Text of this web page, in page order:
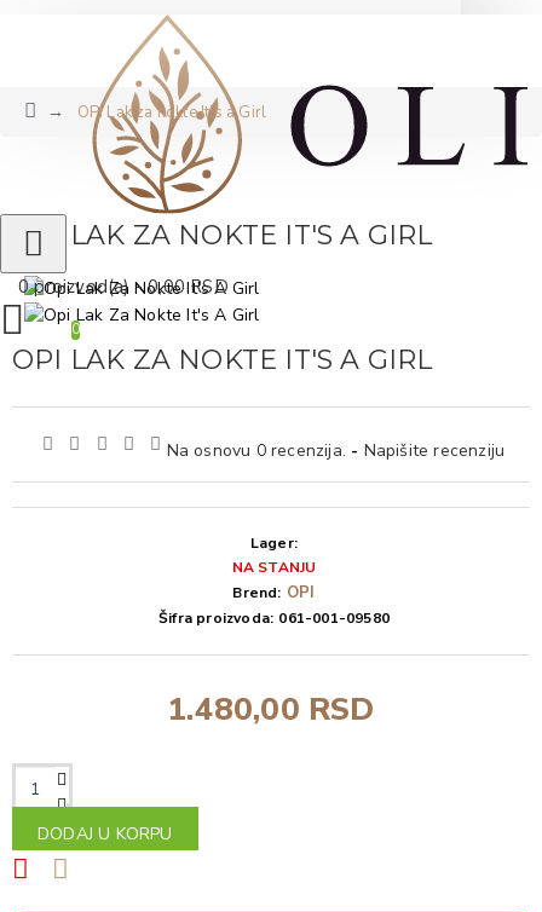
0 proizvod(a) - 0,00 RSD
0
OPI Lak za nokte It's a Girl
OPI LAK ZA NOKTE IT'S A GIRL
OPI LAK ZA NOKTE IT'S A GIRL
Na osnovu 0 recenzija. - Napišite recenziju
1.480,00 RSD
Lager:
NA STANJU
Brend: OPI
Šifra proizvoda: 061-001-09580
DODAJ U KORPU